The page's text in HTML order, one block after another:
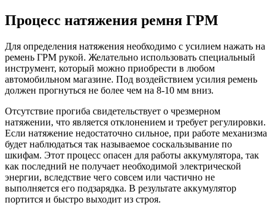
Процесс натяжения ремня ГРМ
Для определения натяжения необходимо с усилием нажать на
ремень ГРМ рукой. Желательно использовать специальный
инструмент, который можно приобрести в любом
автомобильном магазине. Под воздействием усилия ремень
должен прогнуться не более чем на 8-10 мм вниз.
Отсутствие прогиба свидетельствует о чрезмерном
натяжении, что является отклонением и требует регулировки.
Если натяжение недостаточно сильное, при работе механизма
будет наблюдаться так называемое соскальзывание по
шкифам. Этот процесс опасен для работы аккумулятора, так
как последний не получает необходимой электрической
энергии, вследствие чего совсем или частично не
выполняется его подзарядка. В результате аккумулятор
портится и быстро выходит из строя.